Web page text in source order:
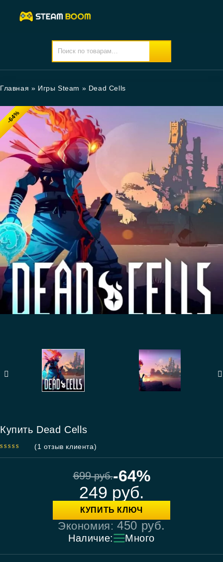
Главная » Игры Steam » Dead Cells
-64%
Купить Dead Cells
(1 отзыв клиента)
699руб.-64%
249 руб.
КУПИТЬ КЛЮЧ
Экономия:450 руб.
Наличие: Много